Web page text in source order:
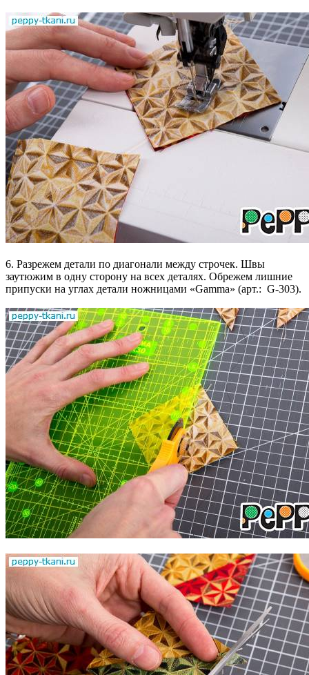
6. Разрежем детали по диагонали между строчек. Швы
заутюжим в одну сторону на всех деталях. Обрежем лишние
припуски на углах детали ножницами «Gamma» (арт.: G-303).